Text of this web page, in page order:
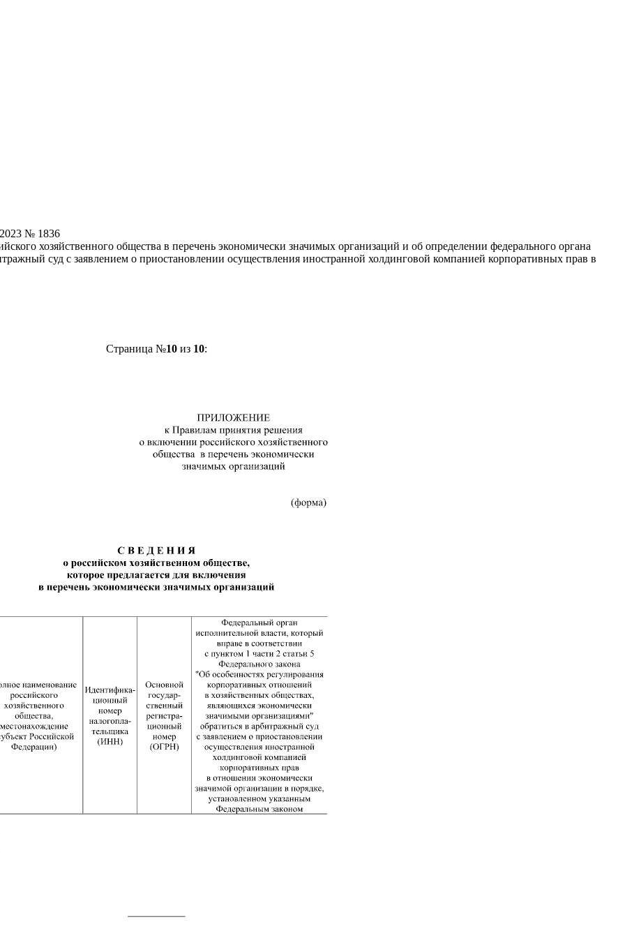
№ 1836
хозяйственного общества в перечень экономически значимых организаций и об определении федерального органа
суд с заявлением о приостановлении осуществления иностранной холдинговой компанией корпоративных прав в
Страница №10из 10: